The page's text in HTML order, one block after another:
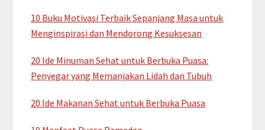
10 Buku Motivasi Terbaik Sepanjang Masa untuk
Menginspirasi dan Mendorong Kesuksesan
20 Ide Minuman Sehat untuk Berbuka Puasa:
Penyegar yang Memanjakan Lidah dan Tubuh
20 Ide Makanan Sehat untuk Berbuka Puasa